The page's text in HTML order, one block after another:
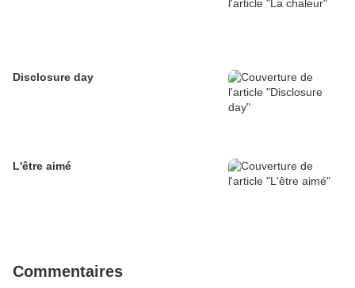
Disclosure day
L'être aimé
Commentaires